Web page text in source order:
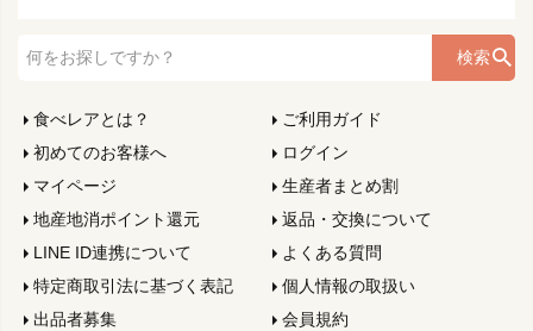
検索
食べレアとは？
ご利用ガイド
初めてのお客様へ
ログイン
マイページ
生産者まとめ割
地産地消ポイント還元
返品・交換について
LINE ID連携について
よくある質問
特定商取引法に基づく表記
個人情報の取扱い
出品者募集
会員規約